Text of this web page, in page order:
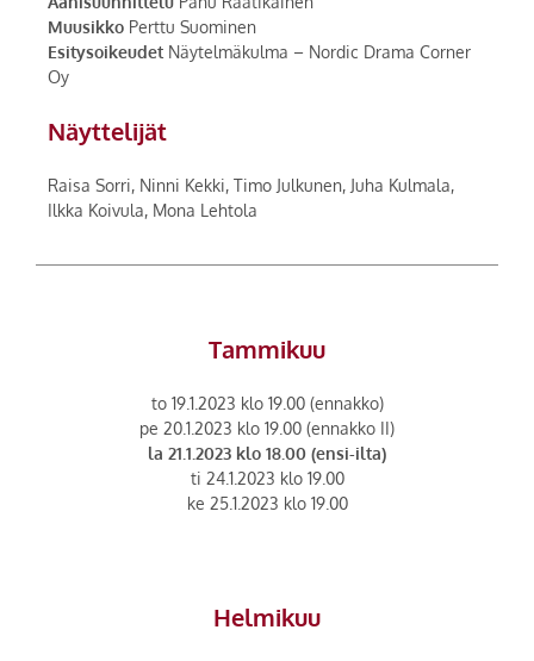
Muusikko Perttu Suominen
Esitysoikeudet Näytelmäkulma – Nordic Drama Corner
Oy
Näyttelijät
Raisa Sorri, Ninni Kekki, Timo Julkunen, Juha Kulmala,
Ilkka Koivula, Mona Lehtola
Tammikuu
to 19.1.2023 klo 19.00 (ennakko)
pe 20.1.2023 klo 19.00 (ennakko II)
la 21.1.2023 klo 18.00 (ensi-ilta)
ti 24.1.2023 klo 19.00
ke 25.1.2023 klo 19.00
Helmikuu